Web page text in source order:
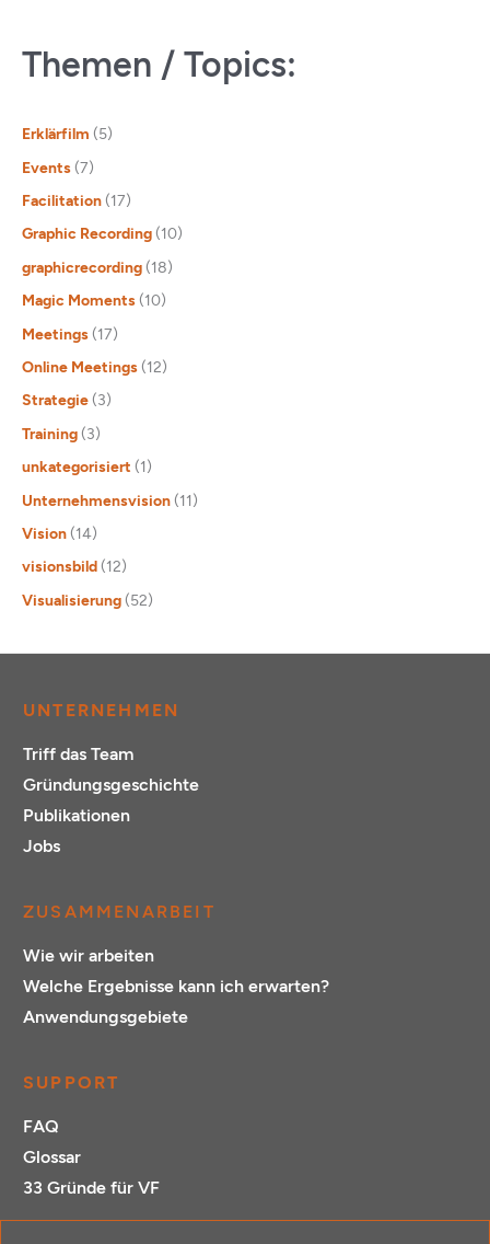
Themen / Topics:
Erklärfilm (5)
Events (7)
Facilitation (17)
Graphic Recording (10)
graphicrecording (18)
Magic Moments (10)
Meetings (17)
Online Meetings (12)
Strategie (3)
Training (3)
unkategorisiert (1)
Unternehmensvision (11)
Vision (14)
visionsbild (12)
Visualisierung (52)
UNTERNEHMEN
Triff das Team
Gründungsgeschichte
Publikationen
Jobs
ZUSAMMENARBEIT
Wie wir arbeiten
Welche Ergebnisse kann ich erwarten?
Anwendungsgebiete
SUPPORT
FAQ
Glossar
33 Gründe für VF